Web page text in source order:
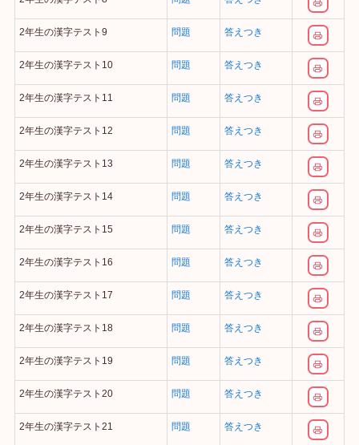
2年生の漢字テスト9 問題 答えつき
2年生の漢字テスト10 問題 答えつき
2年生の漢字テスト11 問題 答えつき
2年生の漢字テスト12 問題 答えつき
2年生の漢字テスト13 問題 答えつき
2年生の漢字テスト14 問題 答えつき
2年生の漢字テスト15 問題 答えつき
2年生の漢字テスト16 問題 答えつき
2年生の漢字テスト17 問題 答えつき
2年生の漢字テスト18 問題 答えつき
2年生の漢字テスト19 問題 答えつき
2年生の漢字テスト20 問題 答えつき
2年生の漢字テスト21 問題 答えつき